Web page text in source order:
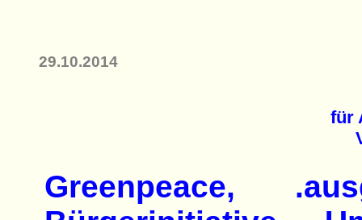
29.10.2014
für
Greenpeace,